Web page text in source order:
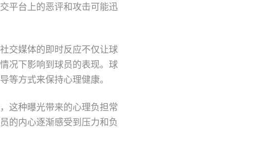
平台上的恶评和攻击可能迅
交媒体的即时反应不仅让球
况下影响到球员的表现。球
等方式来保持心理健康。
这种曝光带来的心理负担常
的内心逐渐感受到压力和负